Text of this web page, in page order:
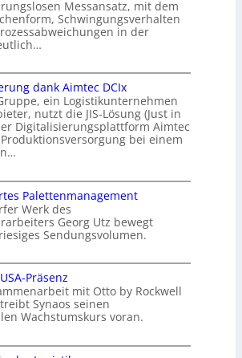
Messansatz, mit dem
Schwingungsverhalten
in der
dank Aimtec DCIx
ein Logistikunternehmen
nutzt die JIS-Lösung (Just in
Digitalisierungsplattform Aimtec
bei einem
Palettenmanagement
Werk des
Georg Utz bewegt
Sendungsvolumen.
Präsenz
mit Otto by Rockwell
Synaos seinen
Wachstumskurs voran.